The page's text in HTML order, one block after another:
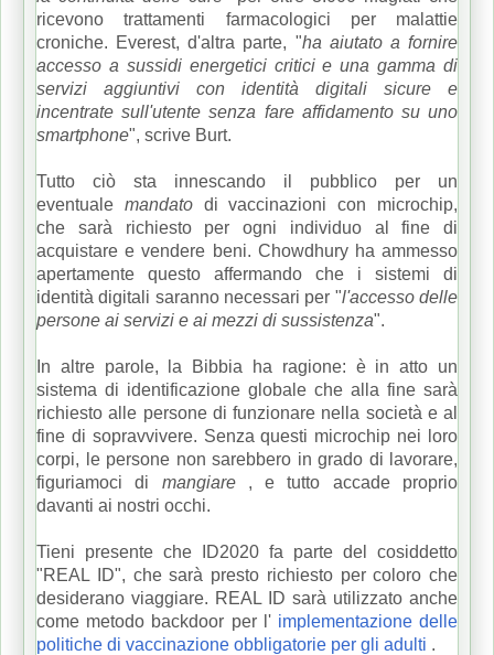
ricevono trattamenti farmacologici per malattie
croniche. Everest, d'altra parte, "ha aiutato a fornire
accesso a sussidi energetici critici e una gamma di
servizi aggiuntivi con identità digitali sicure e
incentrate sull'utente senza fare affidamento su uno
smartphone", scrive Burt.
Tutto ciò sta innescando il pubblico per un
eventuale mandatodi vaccinazioni con microchip,
che sarà richiesto per ogni individuo al fine di
acquistare e vendere beni. Chowdhury ha ammesso
apertamente questo affermando che i sistemi di
identità digitali saranno necessari per "l'accesso delle
persone ai servizi e ai mezzi di sussistenza".
In altre parole, la Bibbia ha ragione: è in atto un
sistema di identificazione globale che alla fine sarà
richiesto alle persone di funzionare nella società e al
fine di sopravvivere. Senza questi microchip nei loro
corpi, le persone non sarebbero in grado di lavorare,
figuriamoci di mangiare, e tutto accade proprio
davanti ai nostri occhi.
Tieni presente che ID2020 fa parte del cosiddetto
"REAL ID", che sarà presto richiesto per coloro che
desiderano viaggiare. REAL ID sarà utilizzato anche
come metodo backdoor per l' implementazione delle
politiche di vaccinazione obbligatorie per gli adulti .